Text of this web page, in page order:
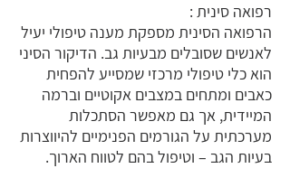
רפואה סינית :
הרפואה הסינית מספקת מענה טיפולי יעיל
לאנשים שסובלים מבעיות גב. הדיקור הסיני
הוא כלי טיפולי מרכזי שמסייע להפחית
כאבים ומתחים במצבים אקוטיים וברמה
המיידית, אך גם מאפשר הסתכלות
מערכתית על הגורמים הפנימיים להיווצרות
בעיות הגב – וטיפול בהם לטווח הארוך.